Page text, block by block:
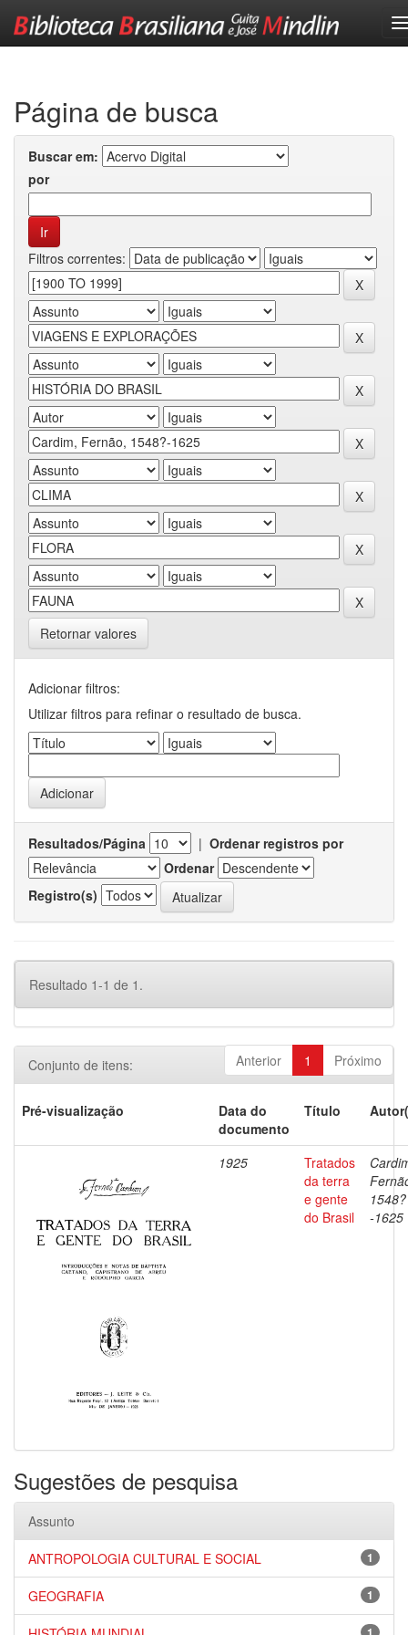
Página de busca
Buscar em:
por
Filtros correntes:
Retornar valores
Adicionar filtros:
Utilizar filtros para refinar o resultado de busca.
Resultados/Página | Ordenar registros por
Ordenar
Registro(s)
Resultado 1-1 de 1.
Anterior 1 Próximo
Conjunto de itens:
Pré-visualização
Data do
documento
Título
1925
Tratados
da terra
e gente
do Brasil
1548?
-1625
Sugestões de pesquisa
Assunto
1
ANTROPOLOGIA CULTURAL E SOCIAL
1
GEOGRAFIA